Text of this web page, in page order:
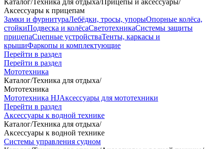
Каталог/Техника для отдыха/Прицепы и аксессуары/
Аксессуары к прицепам
Замки и фурнитураЛебёдки, тросы, упорыОпорные колёса,
стойкиПодвеска и колёсаСветотехникаСистемы защиты
прицепаСцепные устройстваТенты, каркасы и
крышиФаркопы и комплектующие
Перейти в раздел
Перейти в раздел
Мототехника
Каталог/Техника для отдыха/
Мототехника
Мототехника HJАксессуары для мототехники
Перейти в раздел
Аксессуары к водной технике
Каталог/Техника для отдыха/
Аксессуары к водной технике
Системы управления судном